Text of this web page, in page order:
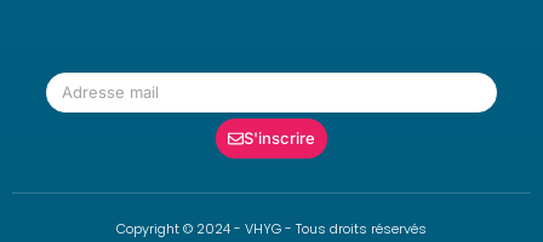
S'inscrire
Copyright © 2024 - VHYG - Tous droits réservés